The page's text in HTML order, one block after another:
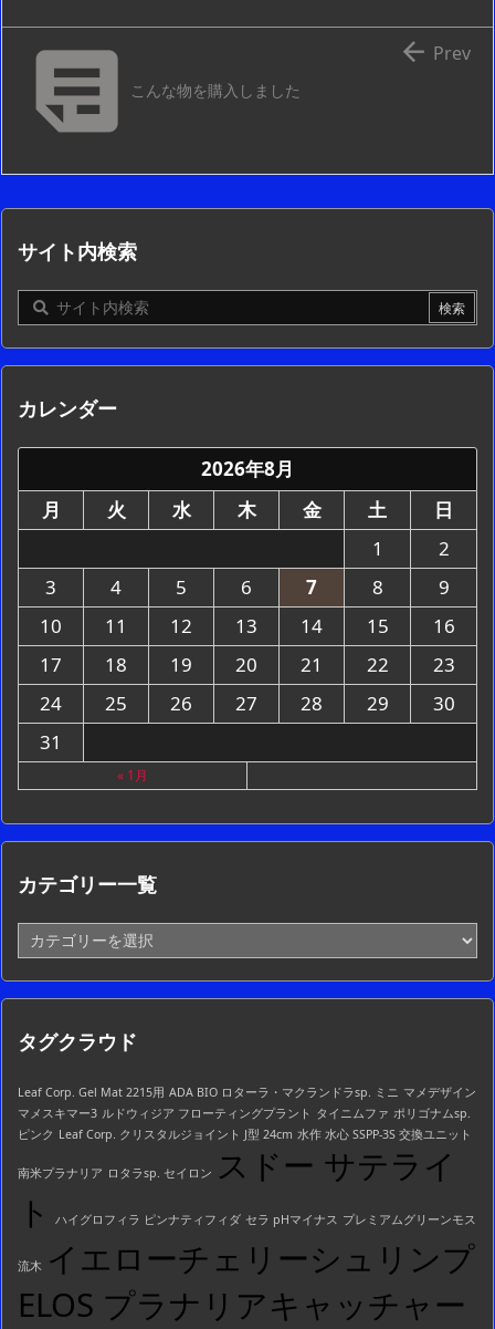
 こんな物を購入しました
 Prev
サイト内検索
カレンダー
2026年8月
月
火 水 木 金 土
日
1
2
3
4 5 6 7 8
9
10
11 12 13 14 15
16
17
18 19 20 21 22
23
24
25 26 27 28 29
30
31
« 1月
カテゴリー一覧
カ
テ
ゴ
リ
一
タグクラウド
Leaf Corp. Gel Mat 2215用 ADA BIO ロターラ・マクランドラsp. ミニ マメデザイン
マメスキマー3 ルドウィジア フローティングプラント タイニムファ ポリゴナムsp.
ピンク Leaf Corp. クリスタルジョイント J型 24cm 水作 水心 SSPP-3S 交換ユニット
南米プラナリア ロタラsp. セイロン スドー サテライ
ト
ハイグロフィラ ピンナティフィダ セラ pHマイナス プレミアムグリーンモス
流木 イエローチェリーシュリンプ
ELOS プラナリアキャッチャー